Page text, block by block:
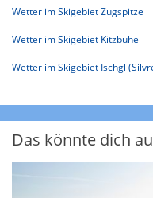
Wetter im Skigebiet Zugspitze
Wetter im Skigebiet Kitzbühel
Wetter im Skigebiet Ischgl
Das könnte dich